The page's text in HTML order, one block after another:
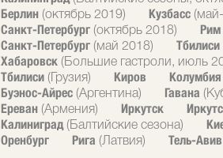
Берлин (октябрь 2019) Кузбасс
Санкт-Петербург (октябрь 2018)
Рим
Санкт-Петербург (май 2018)
Тбилиси
Хабаровск (Большие гастроли, июль
Тбилиси (Грузия) Киров
Буэнос-Айрес (Аргентина) Гавана
Ереван (Армения) Иркутск
Калиниград (Балтийские сезона)
Оренбург
Рига (Латвия) Тель-